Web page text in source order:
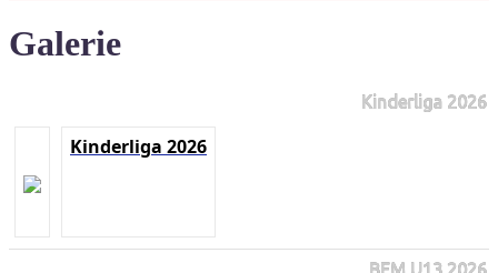
Galerie
Kinderliga 2026
Kinderliga 2026